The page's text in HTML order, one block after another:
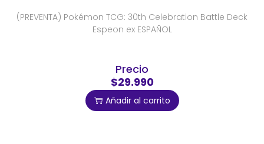
(PREVENTA) Pokémon TCG: 30th Celebration Battle Deck
Espeon ex ESPAÑOL
Precio
$29.990
Añadir al carrito